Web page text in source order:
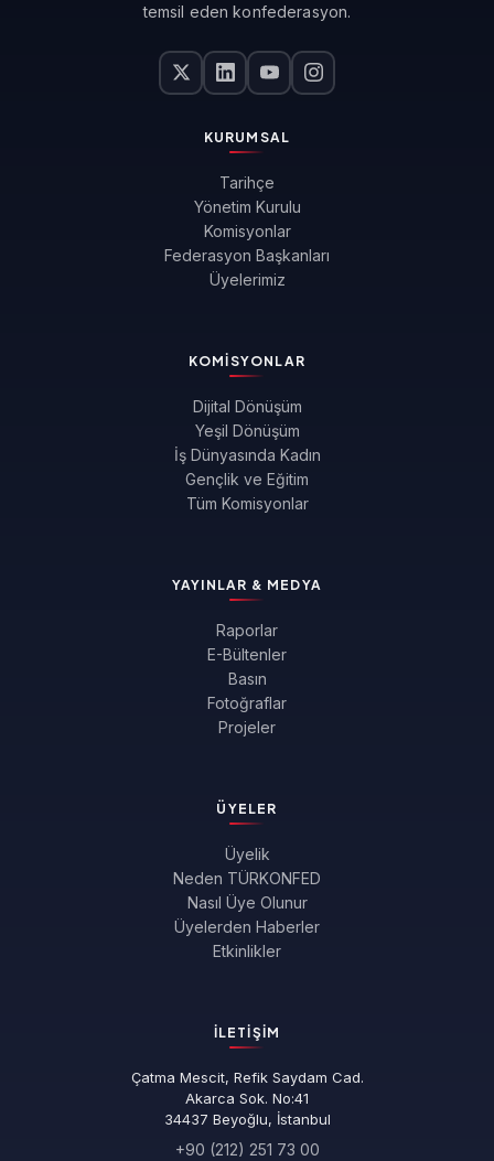
temsil eden konfederasyon.
KURUMSAL
Tarihçe
Yönetim Kurulu
Komisyonlar
Federasyon Başkanları
Üyelerimiz
KOMISYONLAR
Dijital Dönüşüm
Yeşil Dönüşüm
İş Dünyasında Kadın
Gençlik ve Eğitim
Tüm Komisyonlar
YAYINLAR & MEDYA
Raporlar
E-Bültenler
Basın
Fotoğraflar
Projeler
ÜYELER
Üyelik
Neden TÜRKONFED
Nasıl Üye Olunur
Üyelerden Haberler
Etkinlikler
İLETIŞIM
Çatma Mescit, Refik Saydam Cad.
Akarca Sok. No:41
34437 Beyoğlu, İstanbul
+90 (212) 251 73 00